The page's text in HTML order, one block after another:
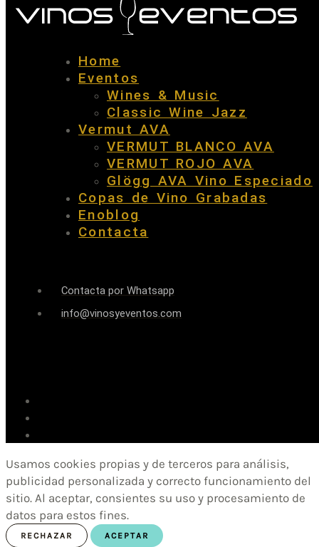
Home
Eventos
Wines & Music
Classic Wine Jazz
Vermut AVA
VERMUT BLANCO AVA
VERMUT ROJO AVA
Glögg AVA Vino Especiado
Copas de Vino Grabadas
Enoblog
Contacta
Contacta por Whatsapp
info@vinosyeventos.com
Usamos cookies propias y de terceros para análisis,
publicidad personalizada y correcto funcionamiento del
sitio. Al aceptar, consientes su uso y procesamiento de
datos para estos fines.
RECHAZAR ACEPTAR